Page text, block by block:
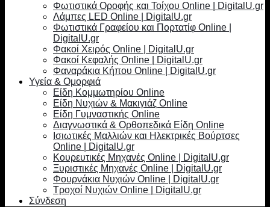
Φωτιστικά Οροφής και Τοίχου Online | DigitalU.gr
Λάμπες LED Online | DigitalU.gr
Φωτιστικά Γραφείου και Πορτατίφ Online |
DigitalU.gr
Φακοί Χειρός Online | DigitalU.gr
Φακοί Κεφαλής Online | DigitalU.gr
Φαναράκια Κήπου Online | DigitalU.gr
Υγεία & Ομορφιά
Είδη Κομμωτηρίου Online
Είδη Νυχιών & Μακιγιάζ Online
Είδη Γυμναστικής Online
Διαγνωστικά & Ορθοπεδικά Είδη Online
Ισιωτικές Μαλλιών και Ηλεκτρικές Βούρτσες
Online | DigitalU.gr
Κουρευτικές Μηχανές Online | DigitalU.gr
Ξυριστικές Μηχανές Online | DigitalU.gr
Φουρνάκια Νυχιών Online | DigitalU.gr
Τροχοί Νυχιών Online | DigitalU.gr
Σύνδεση